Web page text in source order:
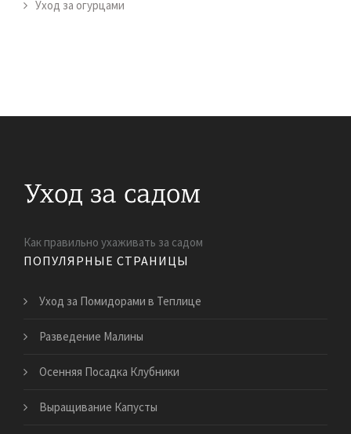
Уход за огурцами
Как правильно ухаживать за садом
ПОПУЛЯРНЫЕ СТРАНИЦЫ
Уход за Помидорами в Теплице
Разведение Малины
Осенняя Посадка Клубники
Выращивание Капусты